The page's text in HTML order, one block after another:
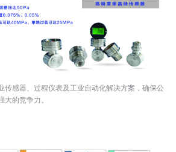
传感器、过程仪表及工业自动化解决方案，确保公
的竞争力。